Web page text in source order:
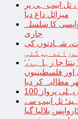
، تل ابیب ہی پر
میزائل داغ دیا
کا سلسلہ
جاری
شہادتوں کی
‘کوئی محفوظ نہیں، غزہ “بچوں کا قبرستان” بنتا جا رہا ہے’،
اور فلسطینیوں
مطالبہ کر دیا
پہلی پرواز
شہید؛ تل ابیب سے
بلالیا گیا